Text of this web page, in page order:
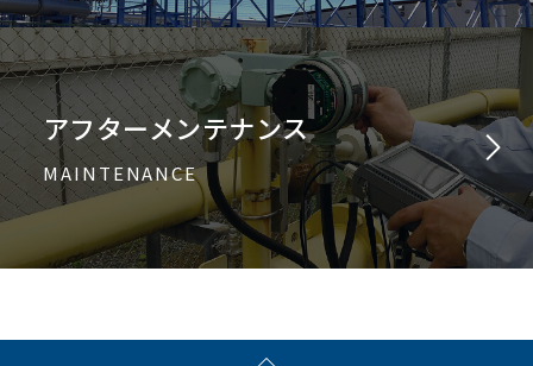
アフターメンテナンス
MAINTENANCE